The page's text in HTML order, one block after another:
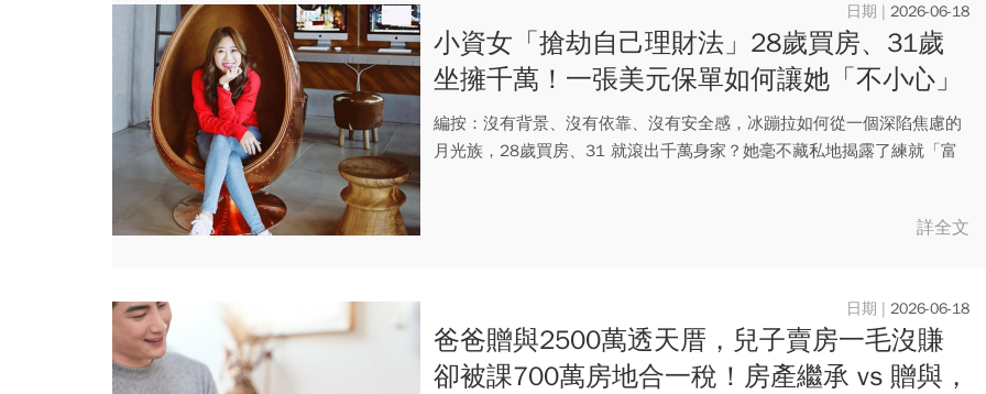
2026-06-18
小資女「搶劫自己理財法」28歲買房、31歲
坐擁千萬！一張美元保單如何讓她「不小心」
多存200萬？
編按：沒有背景、沒有依靠、沒有安全感，冰蹦拉如何從一個深陷焦慮的
月光族，28歲買房、31 就滾出千萬身家？她毫不藏私地揭露了練就「富
詳全文
2026-06-18
爸爸贈與2500萬透天厝，兒子賣房一毛沒賺
卻被課700萬房地合一稅！房產繼承 vs 贈與，